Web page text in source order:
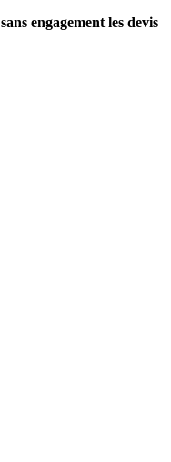
sans engagement les devis